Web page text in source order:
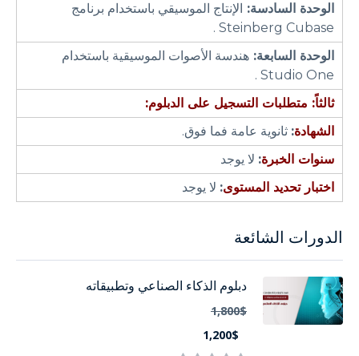
الوحدة السادسة: الإنتاج الموسيقي باستخدام برنامج
Steinberg Cubase .
الوحدة السابعة: هندسة الأصوات الموسيقية باستخدام
Studio One .
ثالثاً: متطلبات التسجيل على الدبلوم:
الشهادة: ثانوية عامة فما فوق.
سنوات الخبرة: لا يوجد
اختبار تحديد المستوى: لا يوجد
الدورات الشائعة
دبلوم الذكاء الصناعي وتطبيقاته
1,800$
1,200$